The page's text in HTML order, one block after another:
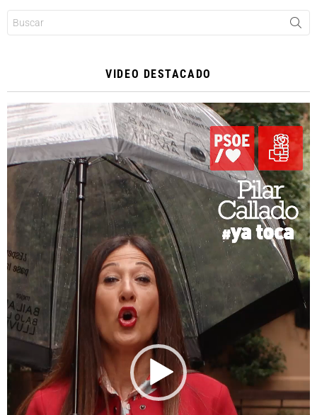
VIDEO DESTACADO
Reproductor
de
vídeo